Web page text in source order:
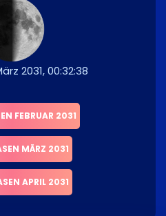
2031, 00:32:38
FEBRUAR 2031
MÄRZ 2031
APRIL 2031